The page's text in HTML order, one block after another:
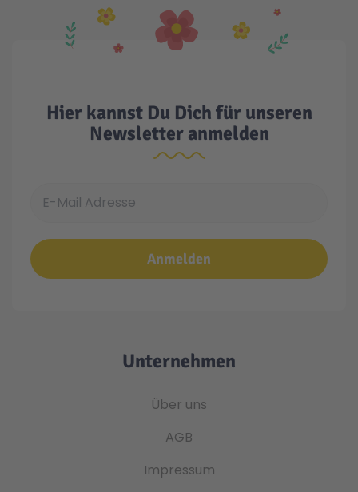
Hier kannst Du Dich für unseren
Newsletter anmelden
Anmelden
Unternehmen
Über uns
AGB
Impressum